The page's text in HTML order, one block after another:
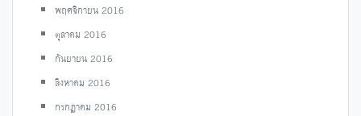
พฤศจิกายน 2016
ตุลาคม 2016
กันยายน 2016
สิงหาคม 2016
กรกฎาคม 2016